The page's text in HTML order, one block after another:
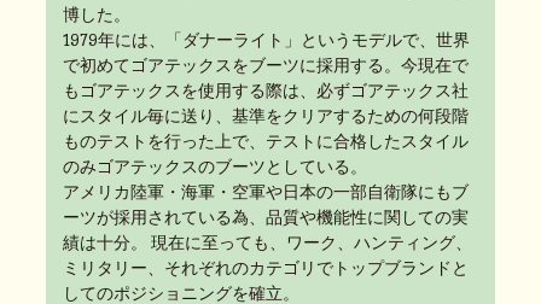
博した。
1979年には、「ダナーライト」というモデルで、世界
で初めてゴアテックスをブーツに採用する。今現在で
もゴアテックスを使用する際は、必ずゴアテックス社
にスタイル毎に送り、基準をクリアするための何段階
ものテストを行った上で、テストに合格したスタイル
のみゴアテックスのブーツとしている。
アメリカ陸軍・海軍・空軍や日本の一部自衛隊にもブ
ーツが採用されている為、品質や機能性に関しての実
績は十分。 現在に至っても、ワーク、ハンティング、
ミリタリー、それぞれのカテゴリでトップブランドと
してのポジショニングを確立。